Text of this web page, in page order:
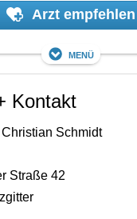
Arzt empfehlen
Menü
Kontakt
Christian Schmidt
Straße 42